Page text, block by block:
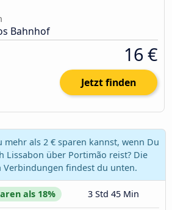
Bahnhof
16 €
Jetzt finden
mehr als 2 € sparen kannst, wenn Du
Lissabon über Portimão reist? Die
Verbindungen findest du unten.
als 18% 3 Std 45 Min